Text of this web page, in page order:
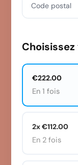
Code postal
En 1 fois
€222.00
En 2 fois
2x €112.00